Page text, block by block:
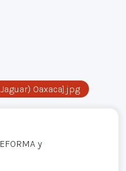
Oaxaca].jpg
y